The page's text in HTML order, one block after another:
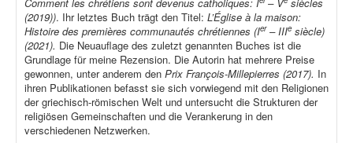
(2019)). Ihr letztes Buch trägt den Titel: L’Église à la maison:
Histoire des premières communautés chrétiennes (Ier– IIIe siècle)
(2021). Die Neuauflage des zuletzt genannten Buches ist die
Grundlage für meine Rezension. Die Autorin hat mehrere Preise
gewonnen, unter anderem den Prix François-Millepierres (2017). In
ihren Publikationen befasst sie sich vorwiegend mit den Religionen
der griechisch-römischen Welt und untersucht die Strukturen der
religiösen Gemeinschaften und die Verankerung in den
verschiedenen Netzwerken.